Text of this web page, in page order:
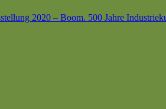
2020 – Boom. 500 Jahre